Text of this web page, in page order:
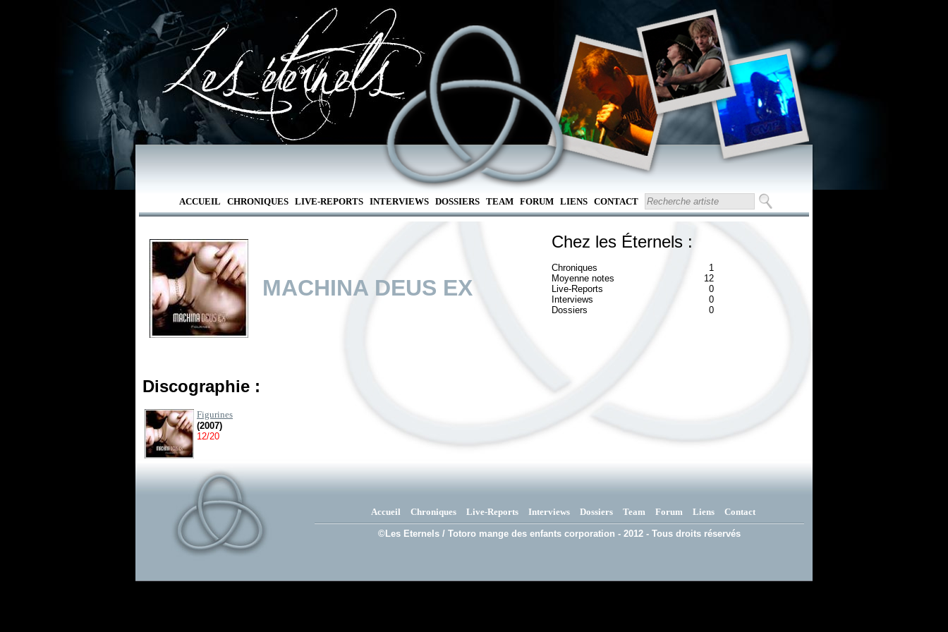
ACCUEIL CHRONIQUES LIVE-REPORTS INTERVIEWS DOSSIERS TEAM FORUM LIENS CONTACT
MACHINA DEUS EX
Chez les Éternels :
Chroniques
1
Moyenne notes
12
Live-Reports
0
Interviews
0
Dossiers
0
Discographie :
Figurines
(2007)
12/20
Accueil Chroniques Live-Reports Interviews Dossiers Team Forum Liens Contact
©Les Eternels / Totoro mange des enfants corporation - 2012 - Tous droits réservés